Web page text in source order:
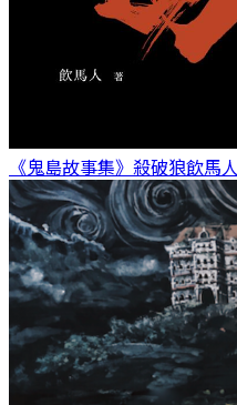
《鬼島故事集》殺破狼飲馬人